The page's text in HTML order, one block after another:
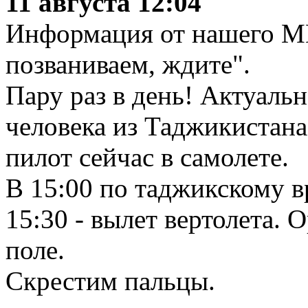
Информация от нашего
позваниваем, ждите".
Пару раз в день!
человека из
пилот сейчас в самолете.
В 15:00 по таджикскому
15:30 - вылет вертолета.
поле.
Скрестим пальцы.